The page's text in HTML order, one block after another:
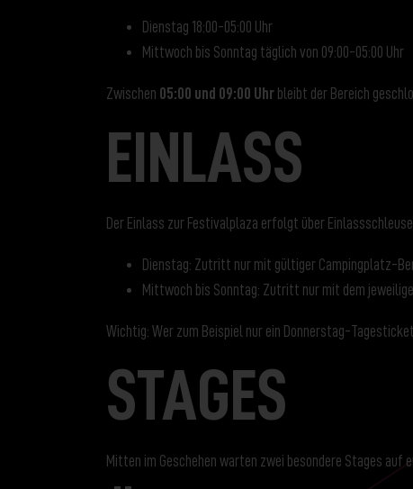
Dienstag 18:00-05:00 Uhr
Mittwoch bis Sonntag täglich von 09:00-05:00 Uhr
Zwischen 05:00 und 09:00 Uhr bleibt der Bereich
EINLASS
Der Einlass zur Festivalplaza erfolgt über
Dienstag: Zutritt nur mit gültiger Campingplatz-
Mittwoch bis Sonntag: Zutritt nur mit dem
Wichtig: Wer zum Beispiel nur ein Donnerstag-
STAGES
Mitten im Geschehen warten zwei besondere Stages auf